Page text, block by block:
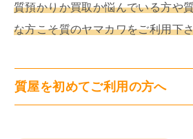
質預かりか買取か悩んでいる方や
な方こそ質のヤマカワをご利用下
質屋を初めてご利用の方へ